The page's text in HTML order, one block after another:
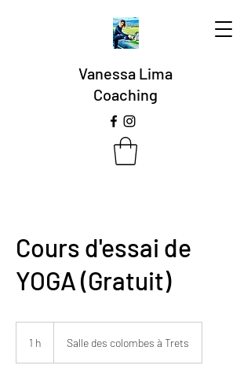
Vanessa Lima
Coaching
Cours d'essai de
YOGA (Gratuit)
1 h Salle des colombes à Trets